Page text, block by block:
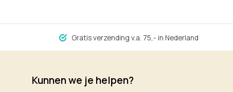
Gratis verzending v.a. 75,- in Nederland
Kunnen we je helpen?